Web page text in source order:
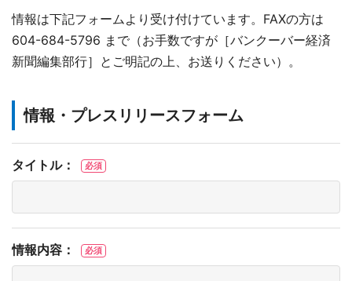
情報は下記フォームより受け付けています。FAXの方は
604-684-5796 まで（お手数ですが［バンクーバー経済
新聞編集部行］とご明記の上、お送りください）。
情報・プレスリリースフォーム
タイトル： 必須
情報内容： 必須